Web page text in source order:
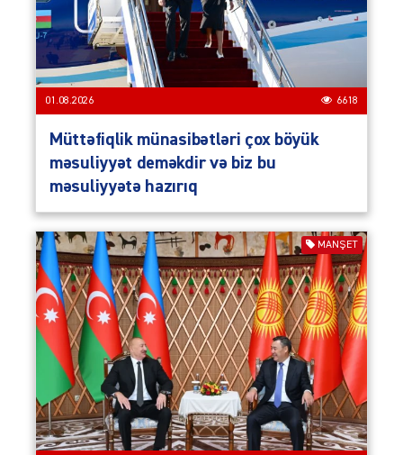
01.08.2026 6618
Müttəfiqlik münasibətləri çox böyük
məsuliyyət deməkdir və biz bu
məsuliyyətə hazırıq
MANŞET